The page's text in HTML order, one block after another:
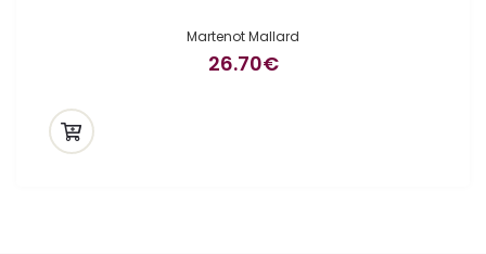
Martenot Mallard
26.70€